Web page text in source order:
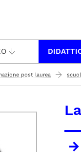
post laurea